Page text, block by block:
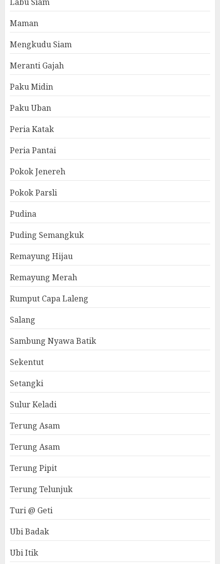
Maman
Mengkudu Siam
Meranti Gajah
Paku Midin
Paku Uban
Peria Katak
Peria Pantai
Pokok Jenereh
Pokok Parsli
Pudina
Puding Semangkuk
Remayung Hijau
Remayung Merah
Rumput Capa Laleng
Salang
Sambung Nyawa Batik
Sekentut
Setangki
Sulur Keladi
Terung Asam
Terung Asam
Terung Pipit
Terung Telunjuk
Turi @ Geti
Ubi Badak
Ubi Itik